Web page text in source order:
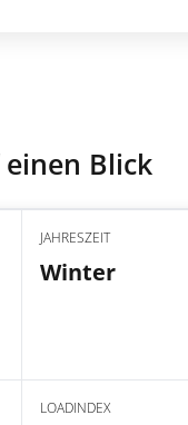
Blick
JAHRESZEIT
Winter
LOADINDEX